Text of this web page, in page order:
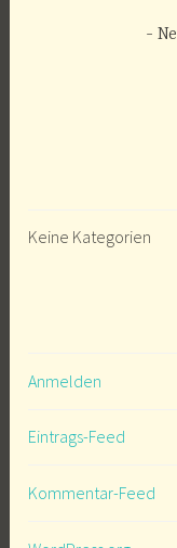
Keine Kategorien
Anmelden
Eintrags-Feed
Kommentar-Feed